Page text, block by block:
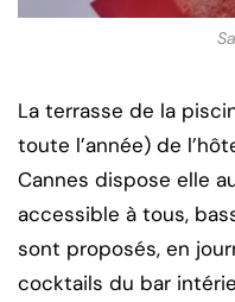
La terrasse de la
toute l’année) de
Cannes dispose elle
accessible à tous,
sont proposés, en
cocktails du bar